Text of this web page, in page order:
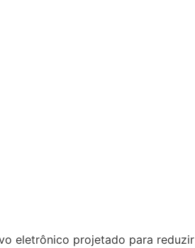
eletrônico projetado para reduzir